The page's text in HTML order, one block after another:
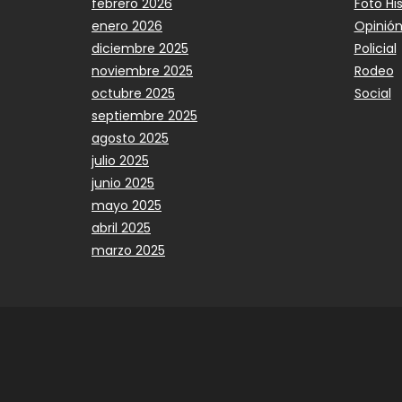
febrero 2026
enero 2026
diciembre 2025
noviembre 2025
octubre 2025
septiembre 2025
agosto 2025
julio 2025
junio 2025
mayo 2025
abril 2025
marzo 2025
Foto
Opinión
Policial
Rodeo
Social